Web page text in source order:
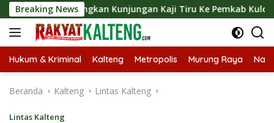
Langsung
ke
konten
Breaking NewsKunjungan Kaji Tiru Ke Pemkab Kulon Progo
Hukum & Kriminal Kalteng Metropolis Murung Raya
Beranda Kalteng Lintas Kalteng
Lintas Kalteng